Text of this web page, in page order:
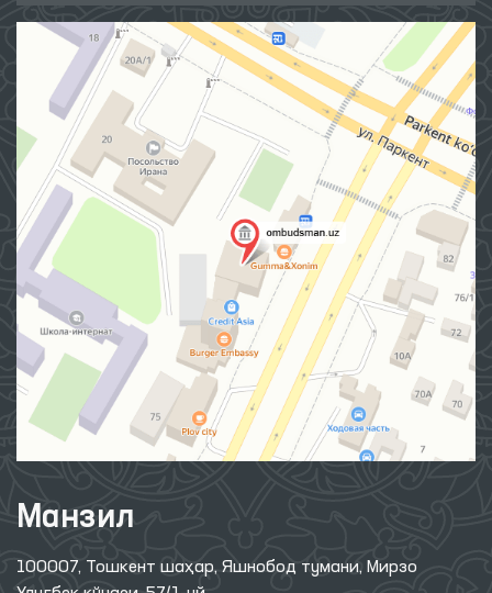
Манзил
100007, Тошкент шаҳар, Яшнобод тумани, Мирзо